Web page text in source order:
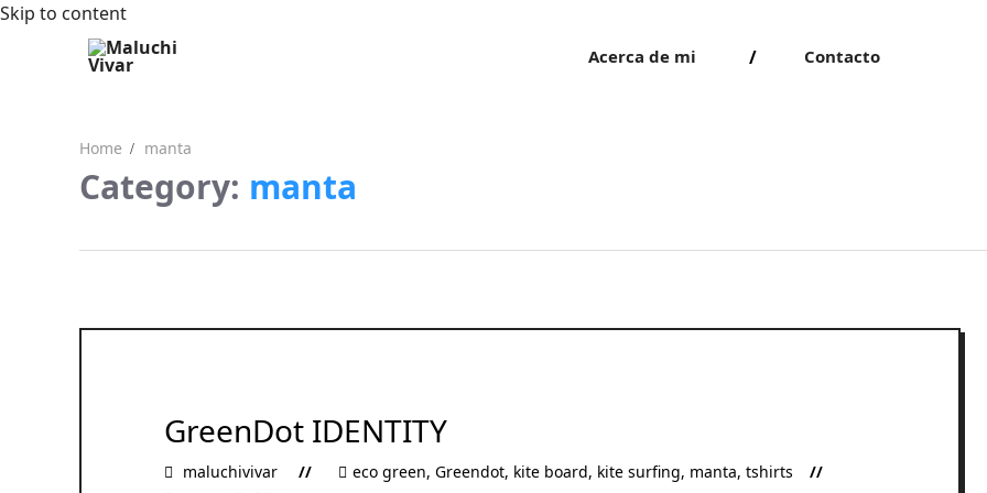
Skip to content
Acerca de mi Contacto
Home manta
Category: manta
GreenDot IDENTITY
maluchivivar eco green, Greendot, kite board, kite surfing, manta, tshirts